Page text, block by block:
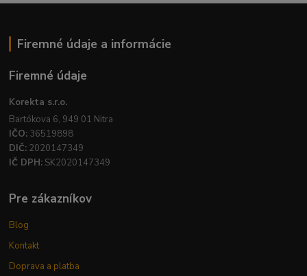
Firemné údaje a informácie
Firemné údaje
Korekta s.r.o.
Bartókova 6, 949 01 Nitra
IČO: 36519898
DIČ: 2020147349
IČ DPH: SK2020147349
Pre zákazníkov
Blog
Kontakt
Doprava a platba